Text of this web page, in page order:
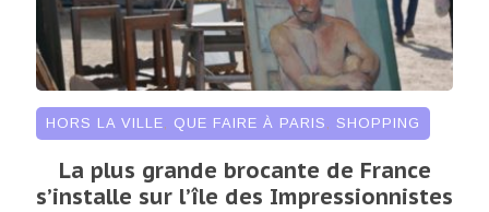
HORS LA VILLE QUE FAIRE À PARIS SHOPPING
La plus grande brocante de France
s’installe sur l’île des Impressionnistes